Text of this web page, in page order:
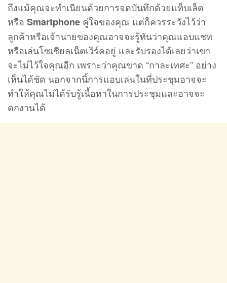
ถึงแม้คุณจะทำเนียนด้วยการจดบันทึกด้วยแท็บเล็ต
หรือ Smartphone คู่ใจของคุณ แต่ก็ควรระวังไว้ว่า
ลูกค้าหรือเจ้านายของคุณอาจจะรู้ทันว่าคุณแอบแชท
หรือเล่นโซเชียลเน็ตเวิร์คอยู่ และรับรองได้เลยว่าเขา
จะไม่ไว้ใจคุณอีก เพราะว่าคุณขาด “กาละเทศะ” อย่าง
เห็นได้ชัด นอกจากนี้การแอบเล่นในที่ประชุมอาจจะ
ทำให้คุณไม่ได้รับรู้เนื้อหาในการประชุมและอาจจะ
ตกงานได้